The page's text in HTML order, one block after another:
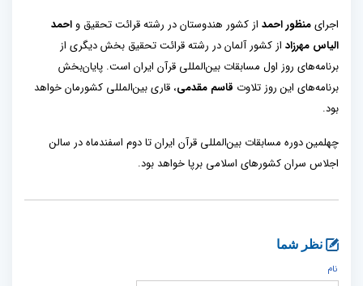
اجرایمنظور احمد از کشور هندوستان در رشته قرائت تحقیق و احمد
الیاس مهرزاد از کشور آلمان در رشته قرائت تحقیق بخش دیگری از
برنامه‌های روز اول مسابقات بین‌المللی قرآن ایران است. پایان‌بخش
برنامه‌های این روز تلاوت قاسم مقدمی، قاری بین‌المللی کشورمان خواهد
بود.
چهلمین دوره مسابقات بین‌المللی قرآن ایران تا دوم اسفندماه در سالن
اجلاس سران کشورهای اسلامی برپا خواهد بود.
نظر شما
نام